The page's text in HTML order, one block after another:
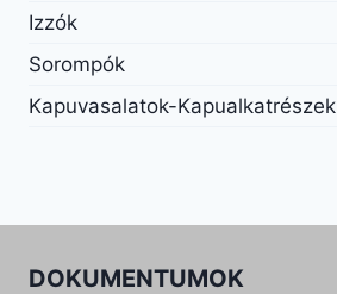
Izzók
Sorompók
Kapuvasalatok-Kapualkatrészek
DOKUMENTUMOK